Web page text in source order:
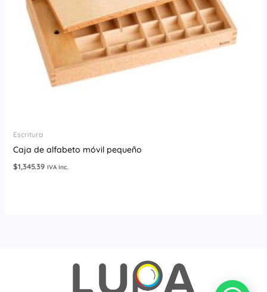
Escritura
Caja de alfabeto móvil pequeño
$1,345.39 IVA Inc.